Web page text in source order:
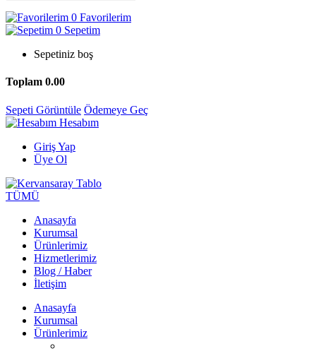
0 Favorilerim
0 Sepetim
Sepetiniz boş
Toplam 0.00
Sepeti Görüntüle Ödemeye Geç
Hesabım
Giriş Yap
Üye Ol
TÜMÜ
Anasayfa
Kurumsal
Ürünlerimiz
Hizmetlerimiz
Blog / Haber
İletişim
Anasayfa
Kurumsal
Ürünlerimiz